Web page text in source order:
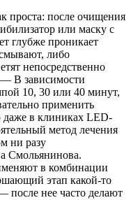
проста: после очищения
или маску с
глубже проникает
либо
непосредственно
В зависимости
10, 30 или 40 минут,
применить
даже в клиниках LED-
метод лечения
ни разу
Смольянинова.
в комбинации
этап какой-то
нее часто делают